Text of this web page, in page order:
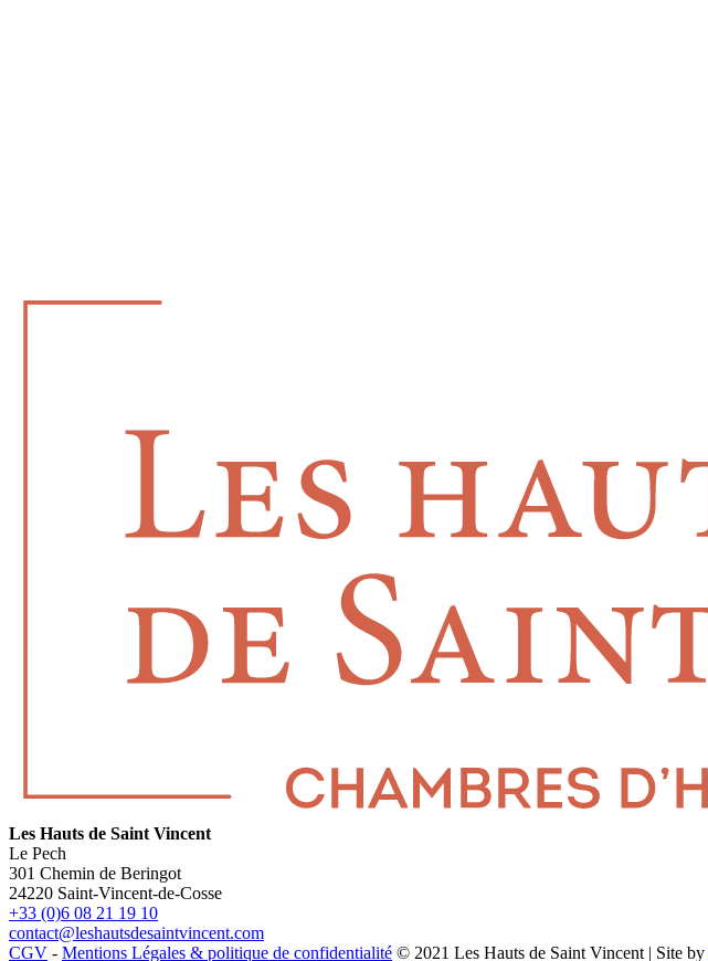
Les Hauts de Saint Vincent
Le Pech
301 Chemin de Beringot
24220 Saint-Vincent-de-Cosse
+33 (0)6 08 21 19 10
contact@leshautsdesaintvincent.com
CGV - Mentions Légales & politique de confidentialité © 2021 Les Hauts de Saint Vincent | Site by